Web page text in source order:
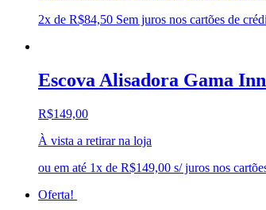
2x de R$84,50 Sem juros nos cartões de
Escova Alisadora Gama
R$149,00
À vista a retirar na loja
ou em até 1x de R$149,00 s/ juros nos
Oferta!